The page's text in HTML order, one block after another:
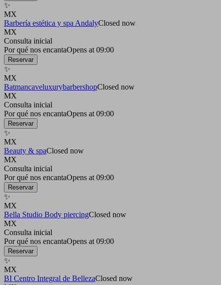
✨
MX
Barbería estética y spa AndalyClosed now
MX
Consulta inicial
Por qué nos encantaOpens at 09:00
Reservar
✨
MX
BatmancaveluxurybarbershopClosed now
MX
Consulta inicial
Por qué nos encantaOpens at 09:00
Reservar
✨
MX
Beauty & spaClosed now
MX
Consulta inicial
Por qué nos encantaOpens at 09:00
Reservar
✨
MX
Bella Studio Body piercingClosed now
MX
Consulta inicial
Por qué nos encantaOpens at 09:00
Reservar
✨
MX
BI Centro Integral de BellezaClosed now